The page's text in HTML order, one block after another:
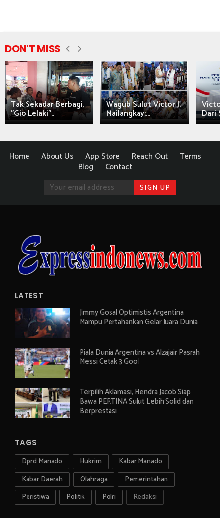
DON'T MISS
Tak Sekadar Berbagi,
"Gio Lelaki"...
Wagub Sulut Victor J.
Mailangkay:... Dari
Home About Us App Store Reach Out
Terms
Blog
Contact
LATEST
Jimmy Gosal Optimistis Argentina
Mampu Pertahankan Gelar Juara Dunia
Piala Dunia Argentina vs Alzajair Pasrah
Messi Cetak 3 Gool
Terpilih Aklamasi, Hendra Jacob Siap
Bawa PERTINA Sulut Lebih Solid dan
Berprestasi
TAGS
Dprd Manado Hukrim
Kabar Manado
Kabar Daerah
Olahraga
Pemerintahan
Peristiwa
Politik Polri Redaksi